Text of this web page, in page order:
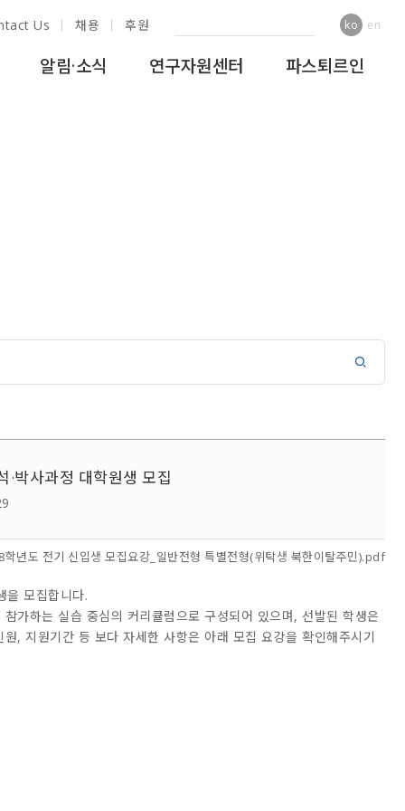
Us 채용 후원 ko en
알림·소식 연구자원센터 파스퇴르인
박사과정 대학원생 모집
년도 전기 신입생 모집요강_일반전형 특별전형(위탁생 북한이탈주민).pdf
을 모집합니다.
가하는 실습 중심의 커리큘럼으로 구성되어 있으며, 선발된 학생은
, 지원기간 등 보다 자세한 사항은 아래 모집 요강을 확인해주시기